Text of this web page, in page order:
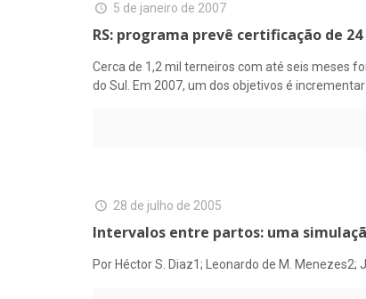
5 de janeiro de 2007
RS: programa prevê certificação de
Cerca de 1,2 mil terneiros com até seis meses
do Sul. Em 2007, um dos objetivos é
28 de julho de 2005
Intervalos entre partos: uma
Por Héctor S. Diaz1; Leonardo de M. Menezes2;